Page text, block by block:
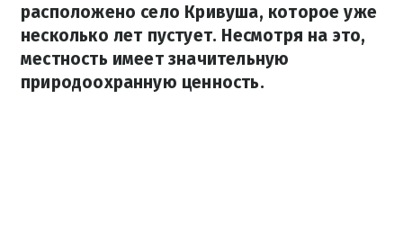
расположено село Кривуша, которое уже
несколько лет пустует. Несмотря на это,
местность имеет значительную
природоохранную ценность.